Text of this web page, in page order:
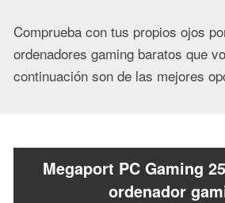
Comprueba con tus propios ojos
ordenadores gaming baratos que
continuación son de las mejores
Megaport PC Gaming
ordenador